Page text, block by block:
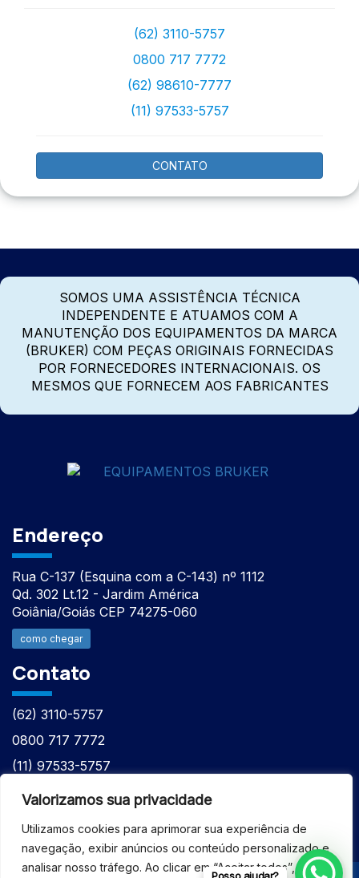
Valorizamos sua privacidade
Utilizamos cookies para aprimorar sua experiência de
navegação, exibir anúncios ou conteúdo personalizado e
analisar nosso tráfego. Ao clicar em “Aceitar todos”, você
(62) 3110-5757
0800 717 7772
(62) 98610-7777
(11) 97533-5757
CONTATO
SOMOS UMA ASSISTÊNCIA TÉCNICA
INDEPENDENTE E ATUAMOS COM A
MANUTENÇÃO DOS EQUIPAMENTOS DA MARCA
(BRUKER) COM PEÇAS ORIGINAIS FORNECIDAS
POR FORNECEDORES INTERNACIONAIS. OS
MESMOS QUE FORNECEM AOS FABRICANTES
Endereço
Rua C-137 (Esquina com a C-143) nº 1112
Qd. 302 Lt.12 - Jardim América
Goiânia/Goiás CEP 74275-060
como chegar
Contato
(62) 3110-5757
0800 717 7772
(11) 97533-5757
(62) 98610-7777